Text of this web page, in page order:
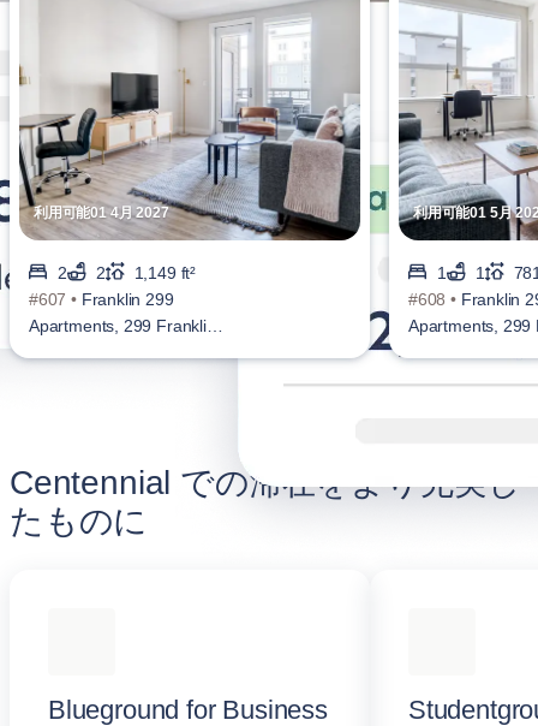
利用可能01 4月 2027
2 2
1,149 ft²
#607 • Franklin 299
Apartments, 299 Franklin
利用可能01 5月
1 1
#608 • Franklin
Apartments, 299
Centennial での滞在をより充実し
たものに
Blueground for Business